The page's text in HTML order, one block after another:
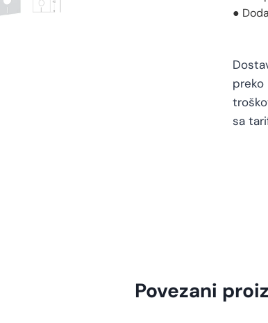
●
preko
sa
Povezani